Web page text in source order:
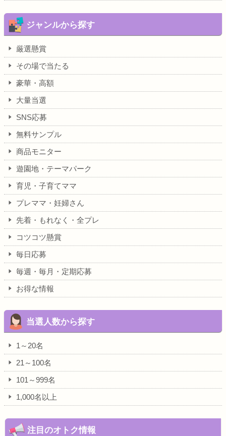
ジャンルから探す
厳選懸賞
その場で当たる
豪華・高額
大量当選
SNS応募
無料サンプル
商品モニター
遊園地・テーマパーク
育児・子育てママ
プレママ・妊婦さん
先着・もれなく・全プレ
コツコツ懸賞
毎日応募
毎週・毎月・定期応募
お得な情報
当選人数から探す
1～20名
21～100名
101～999名
1,000名以上
注目のオトク情報